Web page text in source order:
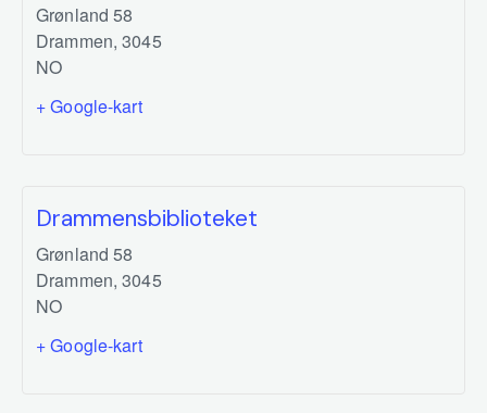
Grønland 58
Drammen, 3045
NO
+ Google-kart
Drammensbiblioteket
Grønland 58
Drammen, 3045
NO
+ Google-kart